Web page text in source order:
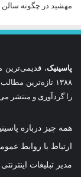
مهشید در چگونه سالن
پاسینیک، قدیمی‌ترین
۱۳۸۸ تازه‌ترین
را گردآوری و منتشر
همه چیز درباره
ارتباط با روابط
مدیر تبلیغات اینترنتی